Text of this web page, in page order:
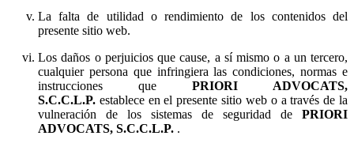
La falta de utilidad o rendimiento de los contenidos del
presente sitio web.
Los daños o perjuicios que cause, a sí mismo o a un tercero,
cualquier persona que infringiera las condiciones, normas e
instrucciones que
establece en el presente sitio web o a través de la
vulneración de los sistemas de seguridad de
.